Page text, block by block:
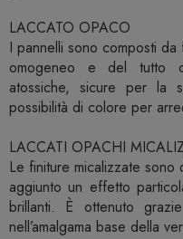
LACCATO OPACO
I pannelli sono composti
omogeneo e del tutto
atossiche, sicure per la
possibilità di colore per
LACCATI OPACHI
Le finiture micalizzate
aggiunto un effetto
brillanti. È ottenuto
nell’amalgama base della